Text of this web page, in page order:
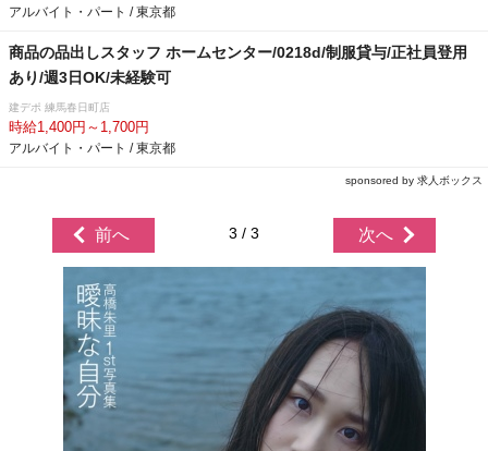
アルバイト・パート / 東京都
商品の品出しスタッフ ホームセンター/0218d/制服貸与/正社員登用
あり/週3日OK/未経験可
建デポ 練馬春日町店
時給1,400円～1,700円
アルバイト・パート / 東京都
sponsored by 求人ボックス
前へ 3 / 3 次へ